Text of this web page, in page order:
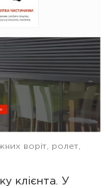
воріт, ролет,
клієнта. У